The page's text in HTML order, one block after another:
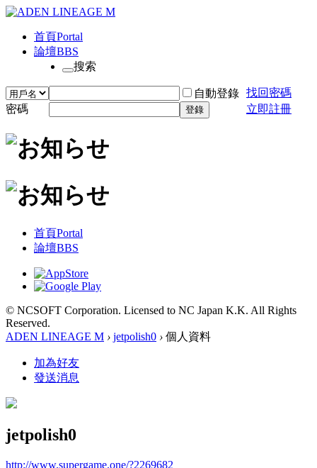
首頁Portal
論壇BBS
搜索
自動登錄 找回密碼
密碼
登錄 立即註冊
首頁Portal
論壇BBS
© NCSOFT Corporation. Licensed to NC Japan K.K. All Rights
Reserved.
ADEN LINEAGE M › jetpolish0 › 個人資料
加為好友
發送消息
jetpolish0
http://www.supergame.one/?2269682